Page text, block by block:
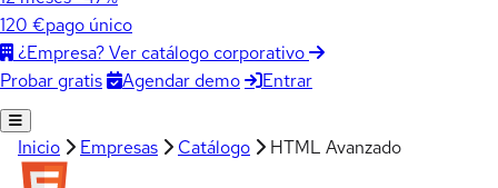
120 €pago único
¿Empresa? Ver catálogo corporativo
Probar gratis
Agendar demo Entrar
Inicio Empresas Catálogo HTML Avanzado